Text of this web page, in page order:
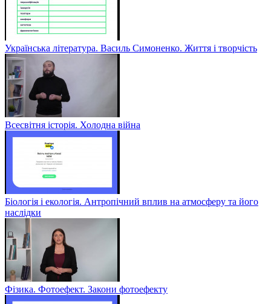
Українська література. Василь Симоненко. Життя і творчість
Всесвітня історія. Холодна війна
Біологія і екологія. Антропічний вплив на атмосферу та його
наслідки
Фізика. Фотоефект. Закони фотоефекту